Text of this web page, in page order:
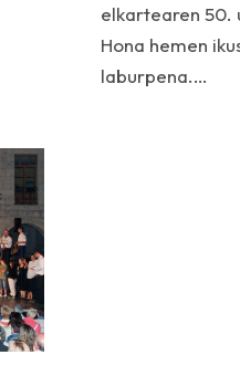
elkartearen 50.
Hona hemen
laburpena.…